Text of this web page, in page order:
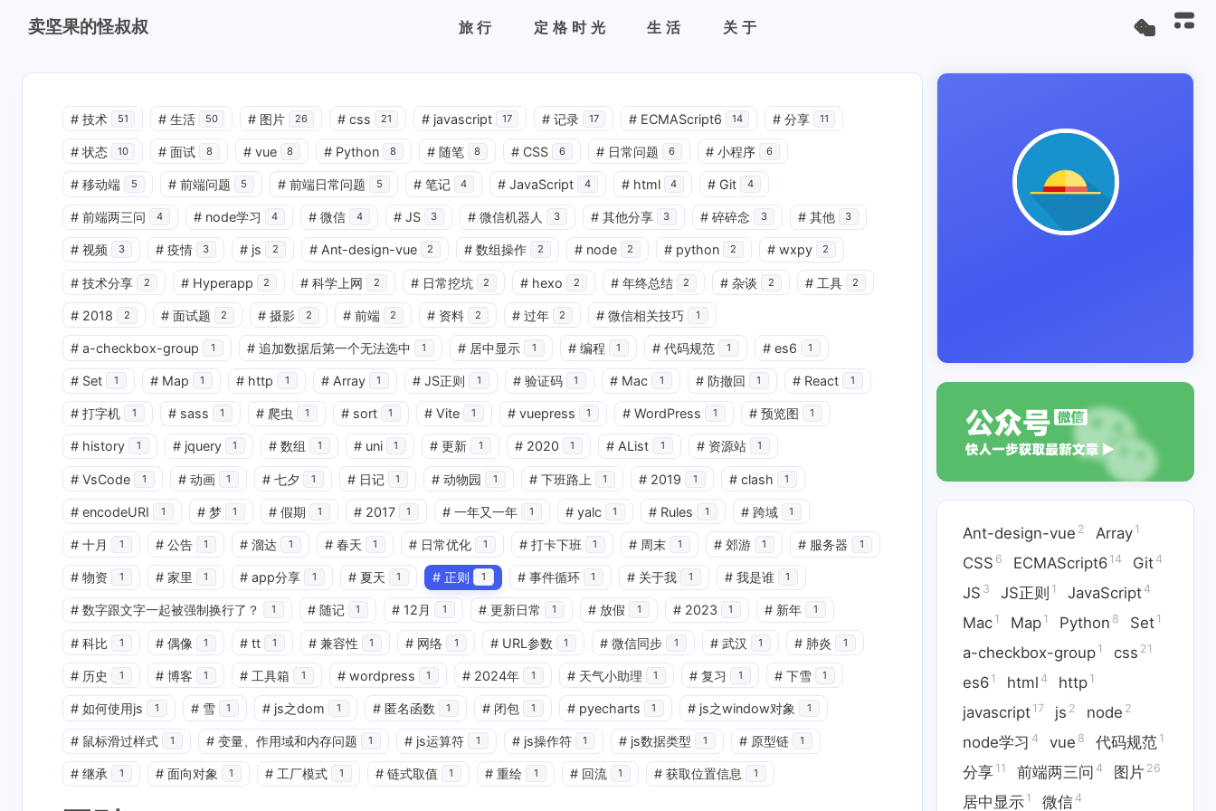
卖坚果的怪叔叔 旅行 定格时光 生活 关于
互动
最新评论
正在加载中...
兴趣点
寻找你感兴趣的领域
Ant-design-vue2 Array1 CSS6 ECMAScript6 JS
JS正则 JavaScript4 Mac1 Map1
a-checkbox-group1 css21 javascript17 js2
# 技术 51 # 生活 50 # 图片 26 # css 21 # javascript 17 # 记录 17 # ECMAScript6 14 # 分享 11
# 状态 10 # 面试 8 # vue 8 # Python 8 # 随笔 8 # CSS 6 # 日常问题 6 # 小程序 6
# 移动端 5 # 前端问题 5 # 前端日常问题 5 # 笔记 4 # JavaScript 4 # html 4 # Git 4
# 前端两三问 4 # node学习 4 # 微信 4 # JS 3 # 微信机器人 3 # 其他分享 3 # 碎碎念 3 # 其他 3
# 视频 3 # 疫情 3 # js 2 # Ant-design-vue 2 # 数组操作 2 # node 2 # python 2 # wxpy 2
# 技术分享 2 # Hyperapp 2 # 科学上网 2 # 日常挖坑 2 # hexo 2 # 年终总结 2 # 杂谈 2 # 工具 2
# 2018 2 # 面试题 2 # 摄影 2 # 前端 2 # 资料 2 # 过年 2 # 微信相关技巧 1
# a-checkbox-group 1 # 追加数据后第一个无法选中 1 # 居中显示 1 # 编程 1 # 代码规范 1 # es6 1
# Set 1 # Map 1 # http 1 # Array 1 # JS正则 1 # 验证码 1 # Mac 1 # 防撤回 1 # React 1
# 打字机 1 # sass 1 # 爬虫 1 # sort 1 # Vite 1 # vuepress 1 # WordPress 1 # 预览图 1
# history 1 # jquery 1 # 数组 1 # uni 1 # 更新 1 # 2020 1 # AList 1 # 资源站 1
# VsCode 1 # 动画 1 # 七夕 1 # 日记 1 # 动物园 1 # 下班路上 1 # 2019 1 # clash 1
# encodeURI 1 # 梦 1 # 假期 1 # 2017 1 # 一年又一年 1 # yalc 1 # Rules 1 # 跨域 1
# 十月 1 # 公告 1 # 溜达 1 # 春天 1 # 日常优化 1 # 打卡下班 1 # 周末 1 # 郊游 1 # 服务器 1
# 物资 1 # 家里 1 # app分享 1 # 夏天 1 # 正则 1 # 事件循环 1 # 关于我 1 # 我是谁 1
# 数字跟文字一起被强制换行了？ 1 # 随记 1 # 12月 1 # 更新日常 1 # 放假 1 # 2023 1 # 新年 1
# 科比 1 # 偶像 1 # tt 1 # 兼容性 1 # 网络 1 # URL参数 1 # 微信同步 1 # 武汉 1 # 肺炎 1
# 历史 1 # 博客 1 # 工具箱 1 # wordpress 1 # 2024年 1 # 天气小助理 1 # 复习 1 # 下雪 1
# 如何使用js 1 # 雪 1 # js之dom 1 # 匿名函数 1 # 闭包 1 # pyecharts 1 # js之window对象 1
# 鼠标滑过样式 1 # 变量、作用域和内存问题 1 # js运算符 1 # js操作符 1 # js数据类型 1 # 原型链 1
# 继承 1 # 面向对象 1 # 工厂模式 1 # 链式取值 1 # 重绘 1 # 回流 1 # 获取位置信息 1
Ant-design-vue 2 Array 1
CSS 6 ECMAScript6 14 Git 4
JS 3 JS正则 1 JavaScript 4
Mac 1 Map 1 Python 8 Set 1
a-checkbox-group 1 css 21
es6 1 html 4 http 1
javascript 17 js 2 node 2
node学习 4 vue 8 代码规范 1
分享 11 前端两三问 4 图片 26
居中显示 1 微信 4